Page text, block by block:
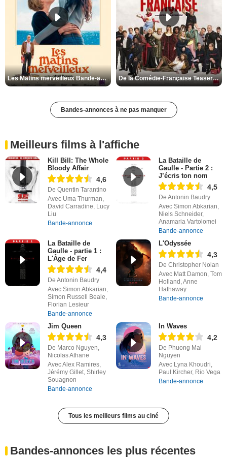
Les Matins merveilleux Bande-annonce VF De la Comédie-Française Teaser VF
Bandes-annonces à ne pas manquer
Meilleurs films à l'affiche
Kill Bill: The Whole
Bloody Affair
4,6
De Quentin Tarantino
Avec Uma Thurman,
David Carradine, Lucy
Liu
Bande-annonce
La Bataille de
Gaulle - Partie 2 :
J’écris ton nom
4,5
De Antonin Baudry
Avec Simon Abkarian,
Niels Schneider,
Anamaria Vartolomei
Bande-annonce
La Bataille de
Gaulle - partie 1 :
L'Âge de Fer
4,4
De Antonin Baudry
Avec Simon Abkarian,
Simon Russell Beale,
Florian Lesieur
Bande-annonce
L'Odyssée
4,3
De Christopher Nolan
Avec Matt Damon, Tom
Holland, Anne
Hathaway
Bande-annonce
Jim Queen
4,3
De Marco Nguyen,
Nicolas Athane
Avec Alex Ramires,
Jérémy Gillet, Shirley
Souagnon
Bande-annonce
In Waves
4,2
De Phuong Mai
Nguyen
Avec Lyna Khoudri,
Paul Kircher, Rio Vega
Bande-annonce
Tous les meilleurs films au ciné
Bandes-annonces les plus récentes